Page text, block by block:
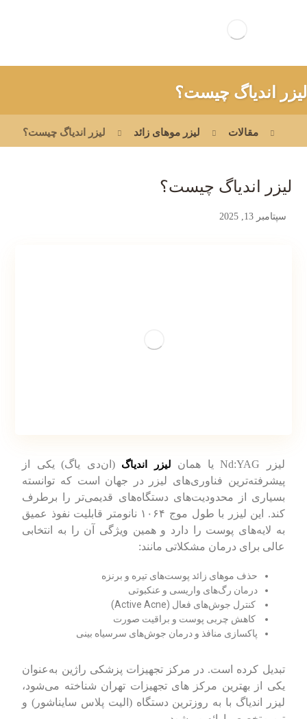
لیزر اندیاگ چیست؟
مقالات لیزر موهای زائد لیزر اندیاگ چیست؟
لیزر اندیاگ چیست؟
سپتامبر 13, 2025
لیزر Nd:YAG یا همان لیزر اندیاگ (ان‌دی یاگ) یکی از
پیشرفته‌ترین فناوری‌های لیزر در جهان است که توانسته
بسیاری از محدودیت‌های دستگاه‌های قدیمی‌تر را برطرف
کند. این لیزر با طول موج ۱۰۶۴ نانومتر قابلیت نفوذ عمیق
به لایه‌های پوست را دارد و همین ویژگی آن را به انتخابی
عالی برای درمان مشکلاتی مانند:
حذف موهای زائد پوست‌های تیره و برنزه
درمان رگ‌های واریسی و عنکبوتی
کنترل جوش‌های فعال (Active Acne)
کاهش چربی پوست و براقیت صورت
پاکسازی منافذ و درمان جوش‌های سرسیاه بینی
تبدیل کرده است. در مرکز تجهیزات پزشکی راژین به‌عنوان
یکی از بهترین مرکز های تجهیزات تهران شناخته می‌شود،
لیزر اندیاگ با به روزترین دستگاه (الیت پلاس سایناشور) و